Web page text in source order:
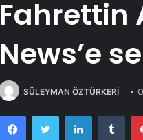
Fahrettin
News’e
SÜLEYMAN ÖZTÜRKERİ
FacebookTwitter LinkedIn